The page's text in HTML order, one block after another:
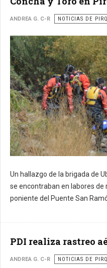
ANDREA G. C-R NOTICIAS DE
Un hallazgo de la brigada de
se encontraban en labores
poniente del Puente San
PDI realiza rastreo
ANDREA G. C-R NOTICIAS DE